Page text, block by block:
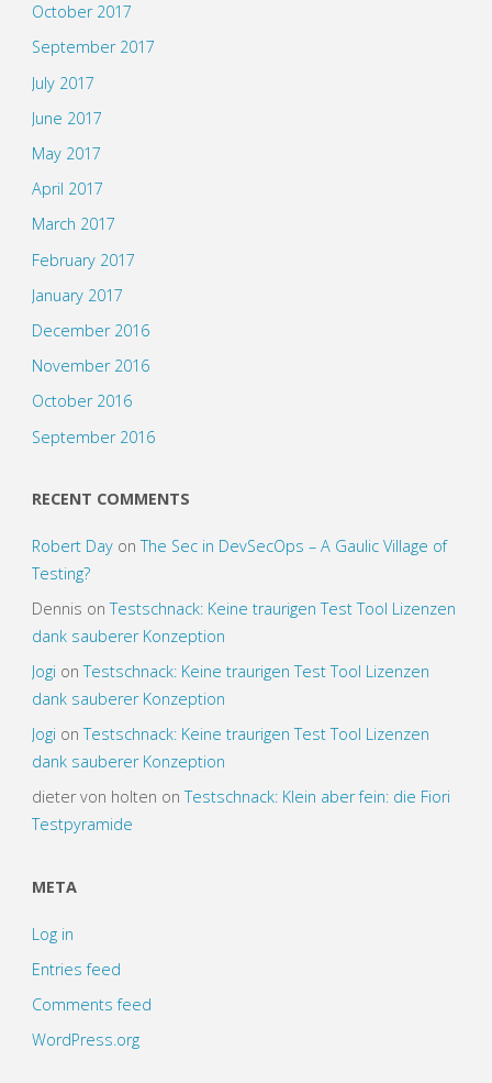
October 2017
September 2017
July 2017
June 2017
May 2017
April 2017
March 2017
February 2017
January 2017
December 2016
November 2016
October 2016
September 2016
RECENT COMMENTS
Robert DayonThe Sec in DevSecOps – A Gaulic Village of
Testing?
Dennis onTestschnack: Keine traurigen Test Tool Lizenzen
dank sauberer Konzeption
Jogi onTestschnack: Keine traurigen Test Tool Lizenzen
dank sauberer Konzeption
Jogi onTestschnack: Keine traurigen Test Tool Lizenzen
dank sauberer Konzeption
dieter von holten onTestschnack: Klein aber fein: die Fiori
Testpyramide
META
Log in
Entries feed
Comments feed
WordPress.org